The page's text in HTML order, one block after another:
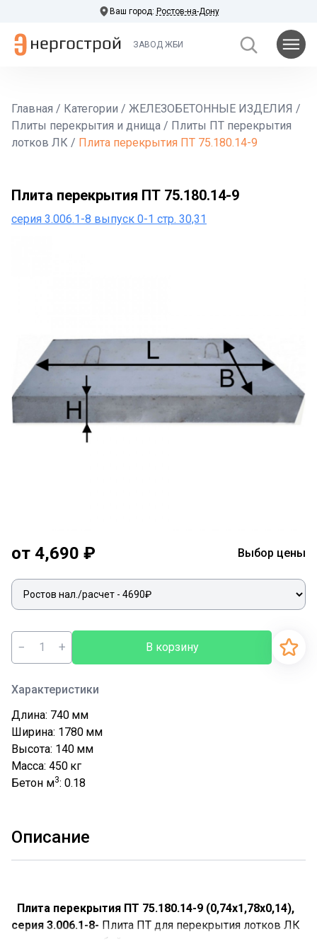
Ваш город: Ростов-на-Дону
ЗАВОД ЖБИ
Главная / Категории / ЖЕЛЕЗОБЕТОННЫЕ ИЗДЕЛИЯ /
Плиты перекрытия и днища / Плиты ПТ перекрытия
лотков ЛК / Плита перекрытия ПТ 75.180.14-9
Плита перекрытия ПТ 75.180.14-9
серия 3.006.1-8 выпуск 0-1 стр. 30,31
от 4,690 ₽ Выбор цены
− + В корзину
Характеристики
Длина: 740 мм
Ширина: 1780 мм
Высота: 140 мм
Масса: 450 кг
Бетон м3: 0.18
Описание
Плита перекрытия ПТ 75.180.14-9 (0,74х1,78х0,14),
серия 3.006.1-8- Плита ПТ для перекрытия лотков ЛК
представляют собой специализированные